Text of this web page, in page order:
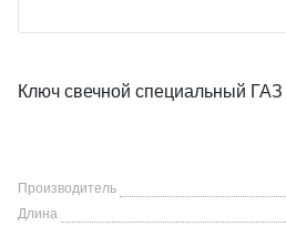
Ключ свечной специальный ГАЗ
Производитель
Длина